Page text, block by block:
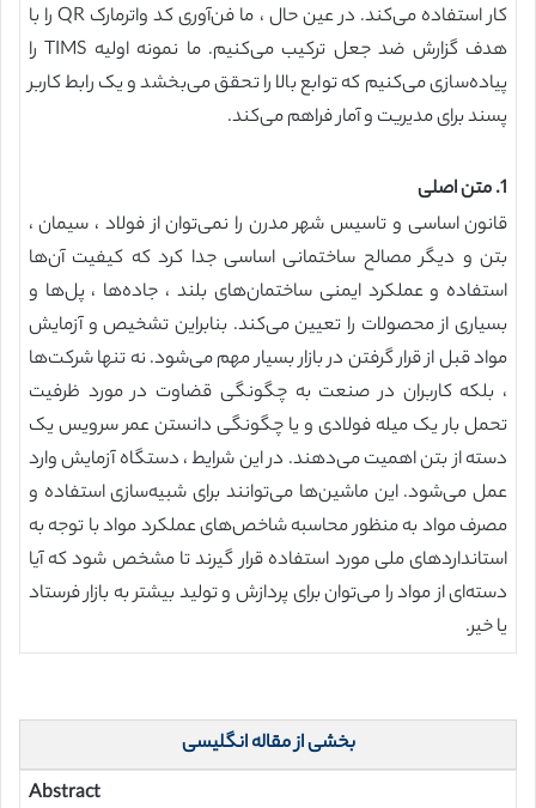
کار استفاده می‌کند. در عین حال ، ما فن‌آوری کد واترمارک QR را با
هدف گزارش ضد جعل ترکیب می‌کنیم. ما نمونه اولیه TIMS را
پیاده‌سازی می‌کنیم که توابع بالا را تحقق می‌بخشد و یک رابط کاربر
پسند برای مدیریت و آمار فراهم می‌کند.
1. متن اصلی
قانون اساسی و تاسیس شهر مدرن را نمی‌توان از فولاد ، سیمان ،
بتن و دیگر مصالح ساختمانی اساسی جدا کرد که کیفیت آن‌ها
استفاده و عملکرد ایمنی ساختمان‌های بلند ، جاده‌ها ، پل‌ها و
بسیاری از محصولات را تعیین می‌کند. بنابراین تشخیص و آزمایش
مواد قبل از قرار گرفتن در بازار بسیار مهم می‌شود. نه تنها شرکت‌ها
، بلکه کاربران در صنعت به چگونگی قضاوت در مورد ظرفیت
تحمل بار یک میله فولادی و یا چگونگی دانستن عمر سرویس یک
دسته از بتن اهمیت می‌دهند. در این شرایط ، دستگاه آزمایش وارد
عمل می‌شود. این ماشین‌ها می‌توانند برای شبیه‌سازی استفاده و
مصرف مواد به منظور محاسبه شاخص‌های عملکرد مواد با توجه به
استانداردهای ملی مورد استفاده قرار گیرند تا مشخص شود که آیا
دسته‌ای از مواد را می‌توان برای پردازش و تولید بیشتر به بازار فرستاد
یا خیر.
بخشی از مقاله انگلیسی
Abstract